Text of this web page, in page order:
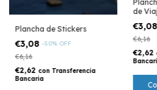
Plancha de Stickers
€3,08 -50% OFF
€6,16
€2,62 con Transferencia
Bancaria
de
€3,08
€6,16
€2,62